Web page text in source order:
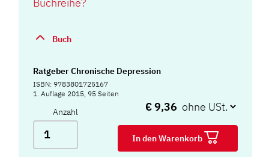
Buch
Ratgeber Chronische Depression
ISBN: 9783801725167
1. Auflage 2015, 95 Seiten
Anzahl € 9,36
In den Warenkorb